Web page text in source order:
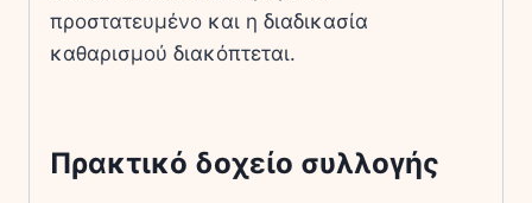
προστατευμένο και η διαδικασία
καθαρισμού διακόπτεται.
Πρακτικό δοχείο συλλογής